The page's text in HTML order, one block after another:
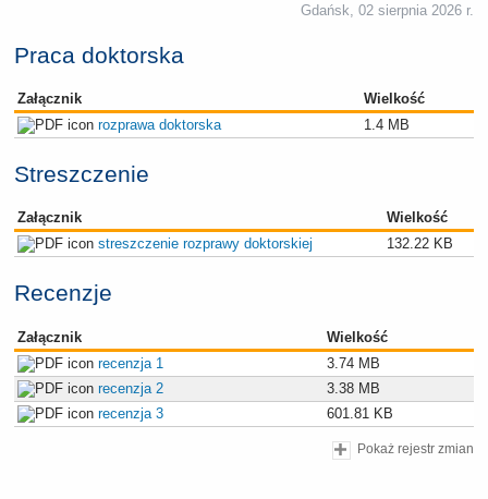
Gdańsk, 02 sierpnia 2026 r.
Praca doktorska
Załącznik
Wielkość
rozprawa doktorska
1.4 MB
Streszczenie
Załącznik
Wielkość
streszczenie rozprawy doktorskiej
132.22 KB
Recenzje
Załącznik
Wielkość
recenzja 1
3.74 MB
recenzja 2
3.38 MB
recenzja 3
601.81 KB
Pokaż rejestr zmian